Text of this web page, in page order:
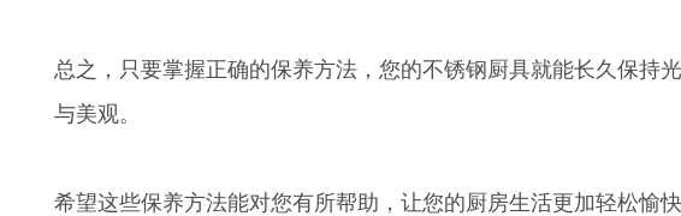
总之，只要掌握正确的保养方法，您的不锈钢厨具就能长久保持
与美观。
希望这些保养方法能对您有所帮助，让您的厨房生活更加轻松愉快